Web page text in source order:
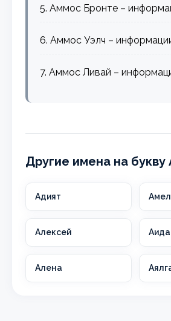
5. Аммос Бронте –
6. Аммос Уэлч –
7. Аммос Ливай –
Другие имена на букву
Адият
Алексей Аида
Алена